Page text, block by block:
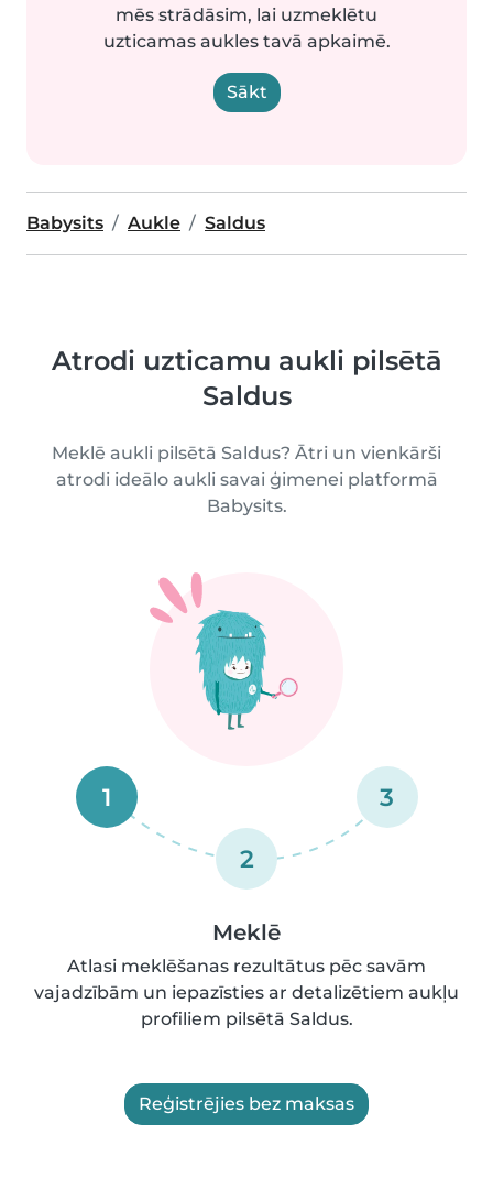
mēs strādāsim, lai uzmeklētu
uzticamas aukles tavā apkaimē.
Sākt
Babysits Aukle Saldus
Atrodi uzticamu aukli pilsētā
Saldus
Meklē aukli pilsētā Saldus? Ātri un vienkārši
atrodi ideālo aukli savai ģimenei platformā
Babysits.
1
2
3
Meklē
Atlasi meklēšanas rezultātus pēc savām
vajadzībām un iepazīsties ar detalizētiem aukļu
profiliem pilsētā Saldus.
Reģistrējies bez maksas